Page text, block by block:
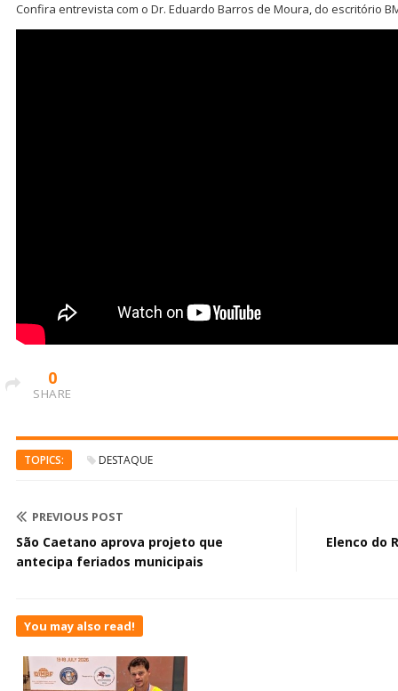
Confira entrevista com o Dr. Eduardo Barros de Moura, do escritório
0
SHARE
TOPICS: DESTAQUE
PREVIOUS POST
São Caetano aprova projeto que
antecipa feriados municipais
Elenco do
You may also read!